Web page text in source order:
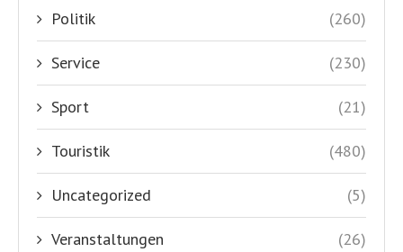
Politik (260)
Service (230)
Sport (21)
Touristik (480)
Uncategorized (5)
Veranstaltungen (26)